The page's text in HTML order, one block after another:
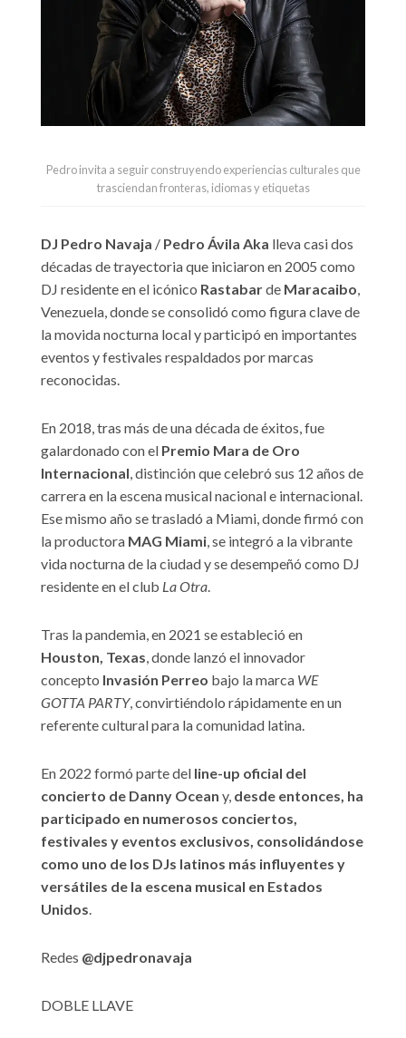
Pedro invita a seguir construyendo experiencias culturales que
trasciendan fronteras, idiomas y etiquetas
DJ Pedro Navaja / Pedro Ávila Aka lleva casi dos
décadas de trayectoria que iniciaron en 2005 como
DJ residente en el icónico Rastabarde Maracaibo,
Venezuela, donde se consolidó como figura clave de
la movida nocturna local y participó en importantes
eventos y festivales respaldados por marcas
reconocidas.
En 2018, tras más de una década de éxitos, fue
galardonado con el Premio Mara de Oro
Internacional, distinción que celebró sus 12 años de
carrera en la escena musical nacional e internacional.
Ese mismo año se trasladó a Miami, donde firmó con
la productora MAG Miami, se integró a la vibrante
vida nocturna de la ciudad y se desempeñó como DJ
residente en el club La Otra.
Tras la pandemia, en 2021 se estableció en
Houston, Texas, donde lanzó el innovador
concepto Invasión Perreo bajo la marca WE
GOTTA PARTY, convirtiéndolo rápidamente en un
referente cultural para la comunidad latina.
En 2022 formó parte del line-up oficial del
concierto de Danny Ocean y, desde entonces, ha
participado en numerosos conciertos,
festivales y eventos exclusivos, consolidándose
como uno de los DJs latinos más influyentes y
versátiles de la escena musical en Estados
Unidos.
Redes @djpedronavaja
DOBLE LLAVE